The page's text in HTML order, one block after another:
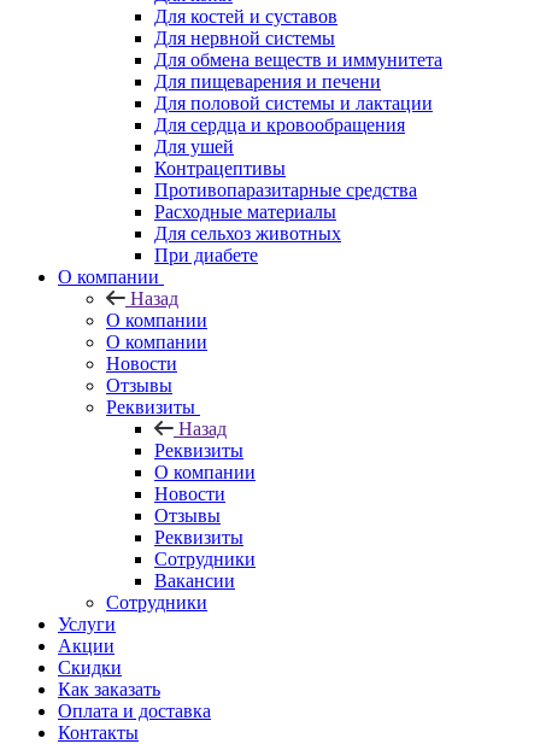
Для костей и суставов
Для нервной системы
Для обмена веществ и иммунитета
Для пищеварения и печени
Для половой системы и лактации
Для сердца и кровообращения
Для ушей
Контрацептивы
Противопаразитарные средства
Расходные материалы
Для сельхоз животных
При диабете
О компании
Назад
О компании
О компании
Новости
Отзывы
Реквизиты
Назад
Реквизиты
О компании
Новости
Отзывы
Реквизиты
Сотрудники
Вакансии
Сотрудники
Услуги
Акции
Скидки
Как заказать
Оплата и доставка
Контакты